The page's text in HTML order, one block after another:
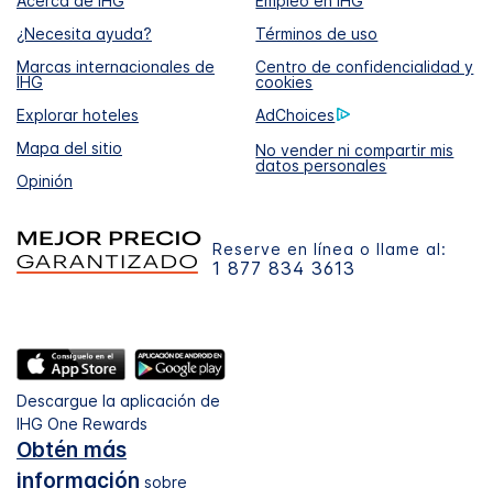
¿Necesita ayuda?
Términos de uso
Marcas internacionales de
IHG
Centro de confidencialidad y
cookies
Explorar hoteles
AdChoices
Mapa del sitio
No vender ni compartir mis
datos personales
Opinión
Reserve en línea o llame al:
1 877 834 3613
Descargue la aplicación de
IHG One Rewards
Obtén más
información sobre